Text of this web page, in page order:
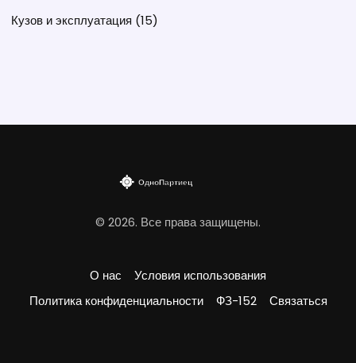
Кузов и эксплуатация (15)
© 2026. Все права защищены.
О нас
Условия использования
Политика конфиденциальности
ФЗ-152 Связаться